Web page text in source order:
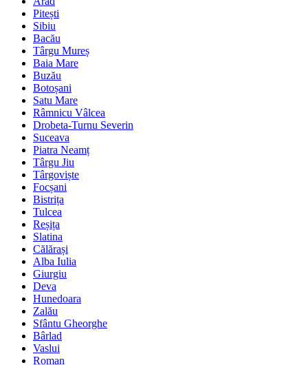
Pitești
Sibiu
Bacău
Târgu Mureș
Baia Mare
Buzău
Botoșani
Satu Mare
Râmnicu Vâlcea
Drobeta-Turnu Severin
Suceava
Piatra Neamț
Târgu Jiu
Târgoviște
Focșani
Bistrița
Tulcea
Reșița
Slatina
Călărași
Alba Iulia
Giurgiu
Deva
Hunedoara
Zalău
Sfântu Gheorghe
Bârlad
Vaslui
Roman